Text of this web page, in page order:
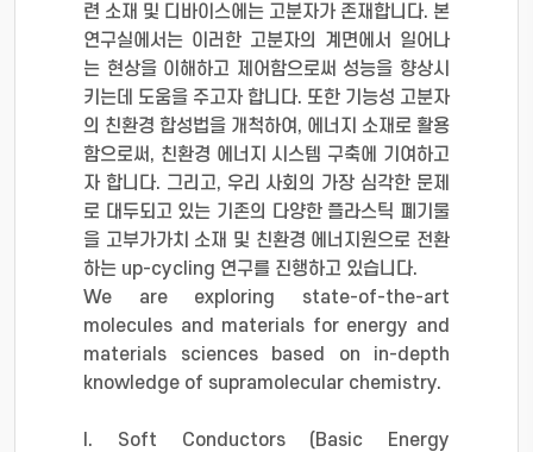
련 소재 및 디바이스에는 고분자가 존재합니다. 본
연구실에서는 이러한 고분자의 계면에서 일어나
는 현상을 이해하고 제어함으로써 성능을 향상시
키는데 도움을 주고자 합니다. 또한 기능성 고분자
의 친환경 합성법을 개척하여, 에너지 소재로 활용
함으로써, 친환경 에너지 시스템 구축에 기여하고
자 합니다. 그리고, 우리 사회의 가장 심각한 문제
로 대두되고 있는 기존의 다양한 플라스틱 폐기물
을 고부가가치 소재 및 친환경 에너지원으로 전환
하는 up-cycling 연구를 진행하고 있습니다.
​ We are exploring state-of-the-art
molecules and materials for energy and
materials sciences based on in-depth
knowledge of supramolecular chemistry.
​ ​ I. Soft Conductors (Basic Energy